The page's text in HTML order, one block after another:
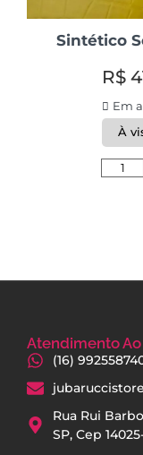
Sintético
R$
Em
À
Atendimento
(16)
Rua Rui
SP, Cep